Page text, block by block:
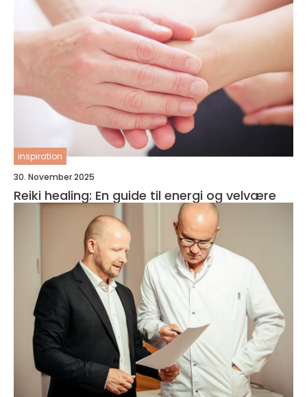
inspiration
30. November 2025
Reiki healing: En guide til energi og velvære